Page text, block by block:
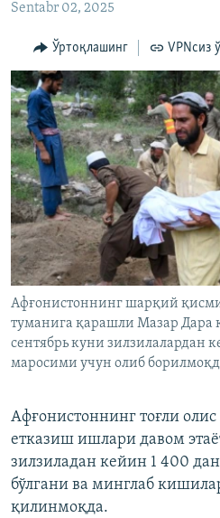
Озодлик бошқа тилларда
Sentabr 02, 2025
Ўртоқлашинг VPNсиз
Афғонистоннинг шарқий
туманига қарашли Мазар Дара
сентябрь куни зилзилалардан
маросими учун олиб
Афғонистоннинг тоғли
етказиш ишлари давом
зилзиладан кейин 1 400
бўлгани ва минглаб
қилинмоқда.